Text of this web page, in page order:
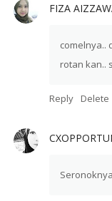
FIZA
comelnya..
rotan kan..
Reply Delete